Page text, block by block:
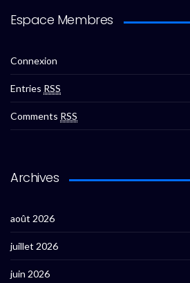
Espace Membres
Connexion
Entries RSS
Comments RSS
Archives
août 2026
juillet 2026
juin 2026